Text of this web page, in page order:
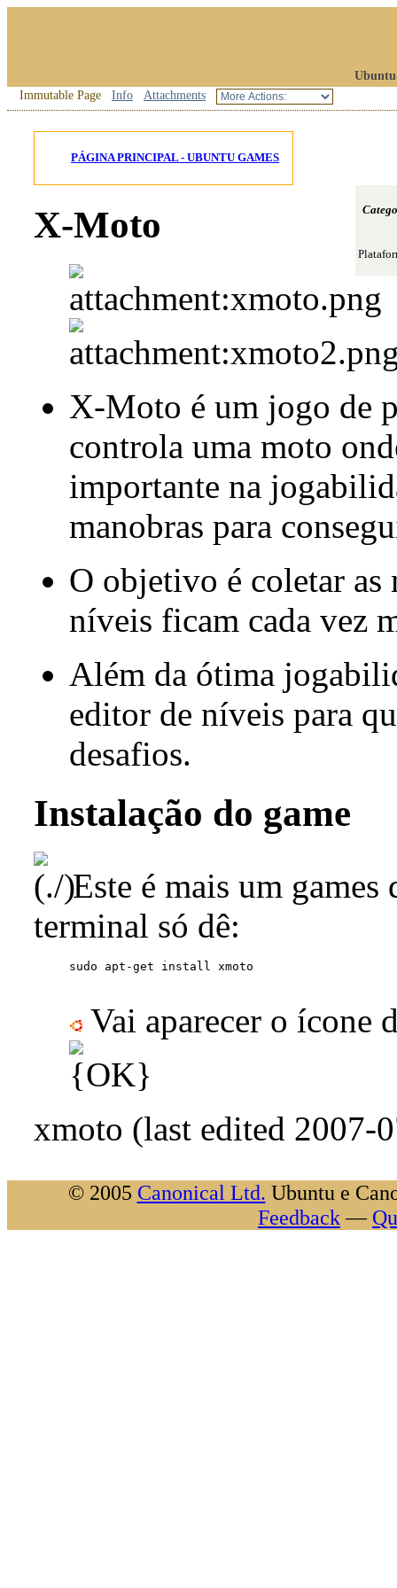
Immutable Page
Info Attachments
PÁGINA PRINCIPAL - UBUNTU GAMES
X-Moto
X-Moto é um jogo de
controla uma moto
importante na
manobras para
O objetivo é coletar as
níveis ficam cada vez
Além da ótima
editor de níveis para
desafios.
Instalação do game
Este é mais um games
terminal só dê:
Vai aparecer o ícone
xmoto (last edited
© 2005 Canonical Ltd. Ubuntu e
Feedback—